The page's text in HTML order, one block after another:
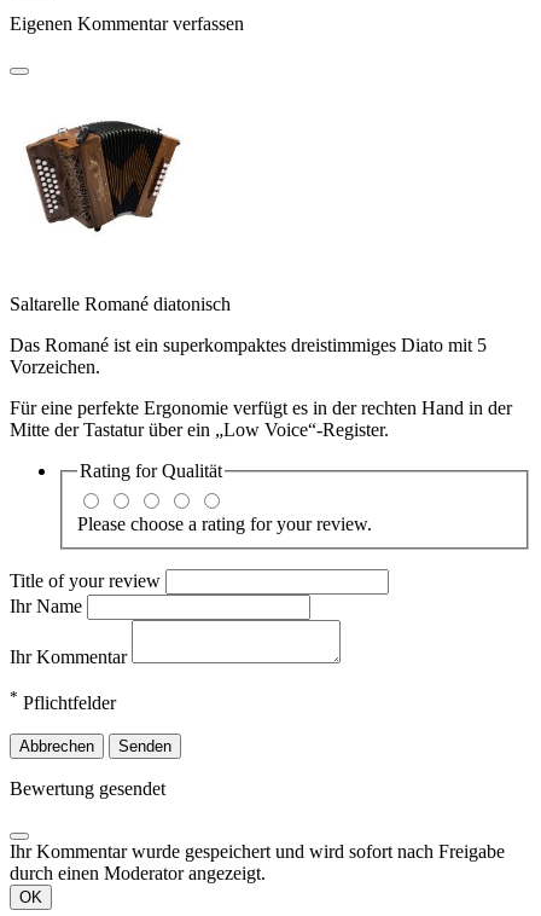
Eigenen Kommentar verfassen
Saltarelle Romané diatonisch
Das Romané ist ein superkompaktes dreistimmiges Diato mit 5
Vorzeichen.
Für eine perfekte Ergonomie verfügt es in der rechten Hand in der
Mitte der Tastatur über ein „Low Voice“-Register.
Rating forQualität
Please choose a rating for your review.
Title of your review
Ihr Name
Ihr Kommentar
* Pflichtfelder
Abbrechen Senden
Bewertung gesendet
Ihr Kommentar wurde gespeichert und wird sofort nach Freigabe
durch einen Moderator angezeigt.
OK